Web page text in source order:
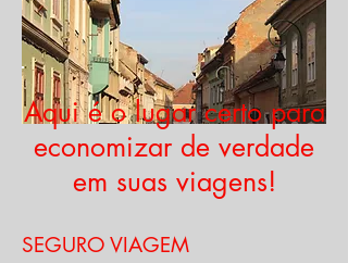
Aqui é o lugar certo para
economizar de verdade
em suas viagens!
SEGURO VIAGEM